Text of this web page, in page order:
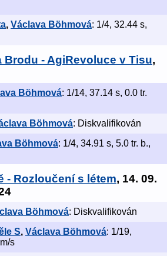
, Václava Böhmová: 1/4, 32.44 s,
Brodu - AgiRevoluce v Tisu,
Böhmová: 1/14, 37.14 s, 0.0 tr.
Böhmová: Diskvalifikován
Böhmová: 1/4, 34.91 s, 5.0 tr. b.,
- Rozloučení s létem, 14. 09.
Böhmová: Diskvalifikován
S, Václava Böhmová: 1/19,
s